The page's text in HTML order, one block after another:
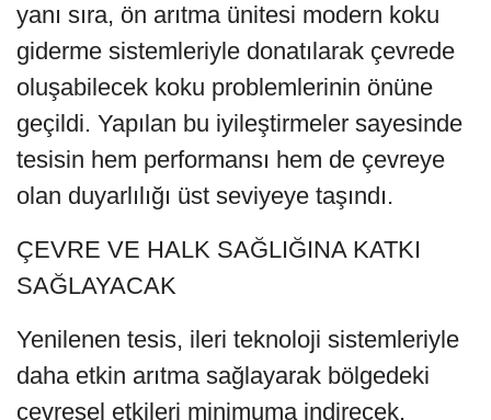
yanı sıra, ön arıtma ünitesi modern koku
giderme sistemleriyle donatılarak çevrede
oluşabilecek koku problemlerinin önüne
geçildi. Yapılan bu iyileştirmeler sayesinde
tesisin hem performansı hem de çevreye
olan duyarlılığı üst seviyeye taşındı.
ÇEVRE VE HALK SAĞLIĞINA KATKI
SAĞLAYACAK
Yenilenen tesis, ileri teknoloji sistemleriyle
daha etkin arıtma sağlayarak bölgedeki
çevresel etkileri minimuma indirecek.